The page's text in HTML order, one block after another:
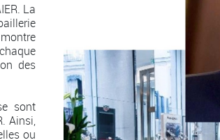
La
des
sont
Ainsi,
ou